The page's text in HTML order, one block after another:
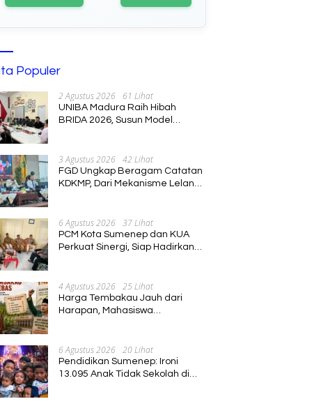
Populer
2 Agustus 2026 61 Lihat
UNIBA Madura Raih Hibah
BRIDA 2026, Susun Model
Kreatif
3 Agustus 2026 42 Lihat
FGD Ungkap Beragam Catatan
KDKMP, Dari Mekanisme Lelang
6 Agustus 2026 37 Lihat
PCM Kota Sumenep dan KUA
Perkuat Sinergi, Siap Hadirkan
4 Agustus 2026 25 Lihat
Harga Tembakau Jauh dari
Harapan, Mahasiswa
6 Agustus 2026 20 Lihat
Pendidikan Sumenep: Ironi
13.095 Anak Tidak Sekolah di